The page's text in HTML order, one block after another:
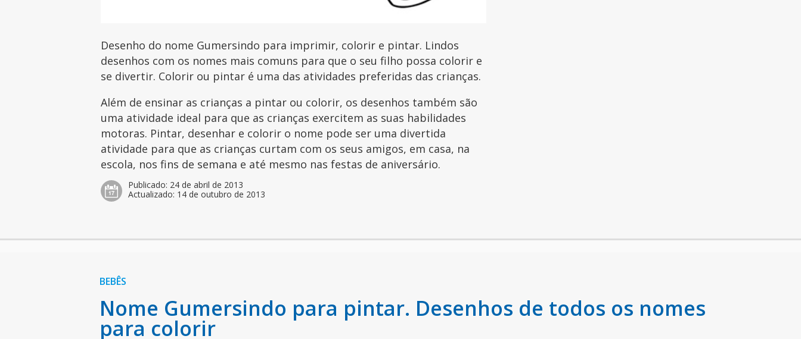
Desenho do nome Gumersindo para imprimir, colorir e pintar. Lindos
desenhos com os nomes mais comuns para que o seu filho possa colorir e
se divertir. Colorir ou pintar é uma das atividades preferidas das crianças.
Além de ensinar as crianças a pintar ou colorir, os desenhos também são
uma atividade ideal para que as crianças exercitem as suas habilidades
motoras. Pintar, desenhar e colorir o nome pode ser uma divertida
atividade para que as crianças curtam com os seus amigos, em casa, na
escola, nos fins de semana e até mesmo nas festas de aniversário.
Publicado: 24 de abril de 2013
Actualizado: 14 de outubro de 2013
BEBÊS
Nome Gumersindo para pintar. Desenhos de todos os nomes
para colorir